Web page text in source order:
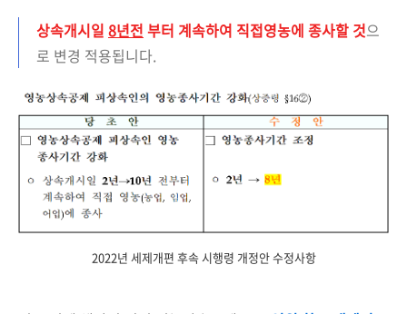
상속개시일 8년전 부터 계속하여 직접영농에 종사할 것으
로 변경 적용됩니다.
2022년 세제개편 후속 시행령 개정안 수정사항